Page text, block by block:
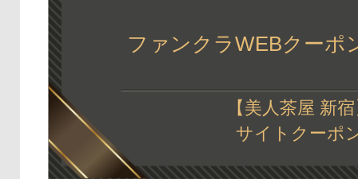
ファンクラWEBクーポ
【美人茶屋 新
サイトクーポ